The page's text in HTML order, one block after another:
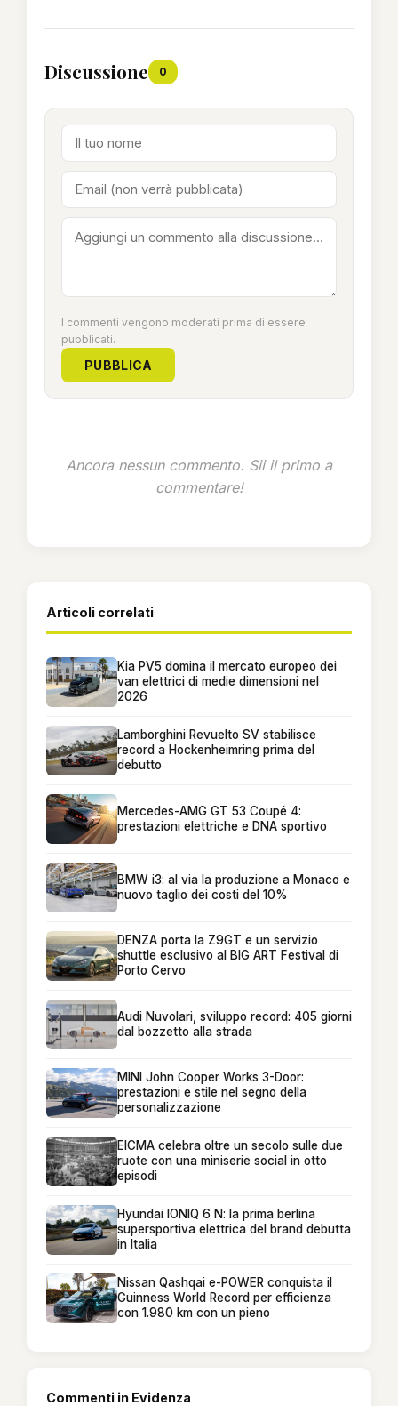
Discussione 0
I commenti vengono moderati prima di essere
pubblicati.
PUBBLICA
Ancora nessun commento. Sii il primo a
commentare!
Articoli correlati
Kia PV5 domina il mercato europeo dei
van elettrici di medie dimensioni nel
2026
Lamborghini Revuelto SV stabilisce
record a Hockenheimring prima del
debutto
Mercedes-AMG GT 53 Coupé 4:
prestazioni elettriche e DNA sportivo
BMW i3: al via la produzione a Monaco e
nuovo taglio dei costi del 10%
DENZA porta la Z9GT e un servizio
shuttle esclusivo al BIG ART Festival di
Porto Cervo
Audi Nuvolari, sviluppo record: 405 giorni
dal bozzetto alla strada
MINI John Cooper Works 3-Door:
prestazioni e stile nel segno della
personalizzazione
EICMA celebra oltre un secolo sulle due
ruote con una miniserie social in otto
episodi
Hyundai IONIQ 6 N: la prima berlina
supersportiva elettrica del brand debutta
in Italia
Nissan Qashqai e-POWER conquista il
Guinness World Record per efficienza
con 1.980 km con un pieno
Commenti in Evidenza